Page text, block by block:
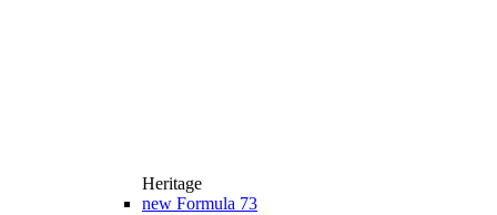
Heritage
new Formula 73